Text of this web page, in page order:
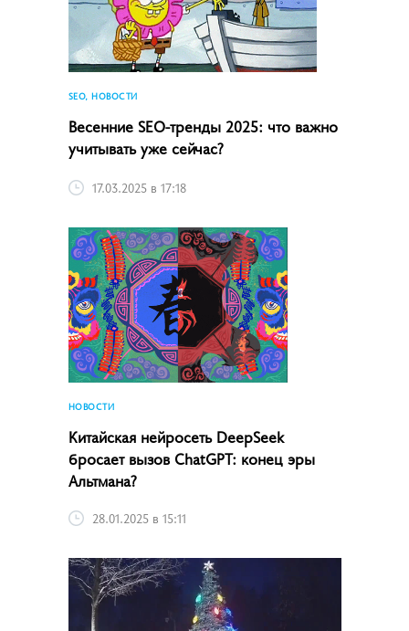
SEO, НОВОСТИ
Весенние SEO-тренды 2025: что важно
учитывать уже сейчас?
17.03.2025 в 17:18
НОВОСТИ
Китайская нейросеть DeepSeek
бросает вызов ChatGPT: конец эры
Альтмана?
28.01.2025 в 15:11